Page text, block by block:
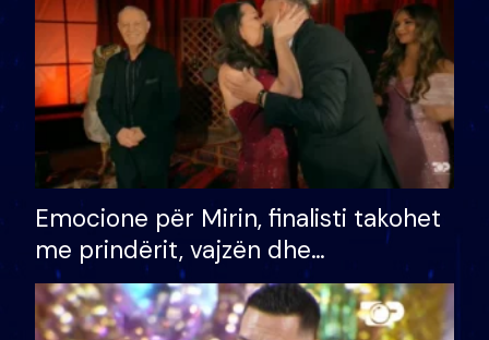
Emocione për Mirin, finalisti takohet
me prindërit, vajzën dhe
bashkëshorten: S’kemi ndonjë letër
divorci apo jo?